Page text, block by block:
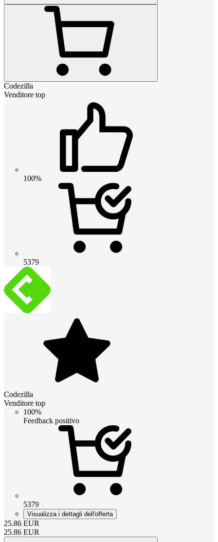
Codezilla
Venditore top
100%
5379
Codezilla
Venditore top
100%
Feedback positivo
5379
Visualizza i dettagli dell'offerta
25.86 EUR
25.86 EUR